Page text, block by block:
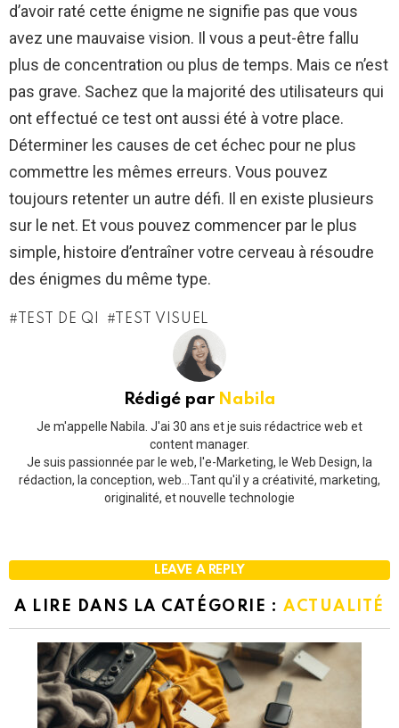
d’avoir raté cette énigme ne signifie pas que vous
avez une mauvaise vision. Il vous a peut-être fallu
plus de concentration ou plus de temps. Mais ce n’est
pas grave. Sachez que la majorité des utilisateurs qui
ont effectué ce test ont aussi été à votre place.
Déterminer les causes de cet échec pour ne plus
commettre les mêmes erreurs. Vous pouvez
toujours retenter un autre défi. Il en existe plusieurs
sur le net. Et vous pouvez commencer par le plus
simple, histoire d’entraîner votre cerveau à résoudre
des énigmes du même type.
TEST DE QI TEST VISUEL
Rédigé par Nabila
Je m'appelle Nabila. J'ai 30 ans et je suis rédactrice web et
content manager.
Je suis passionnée par le web, l'e-Marketing, le Web Design, la
rédaction, la conception, web...Tant qu'il y a créativité, marketing,
originalité, et nouvelle technologie
LEAVE A REPLY
A LIRE DANS LA CATÉGORIE : ACTUALITÉ